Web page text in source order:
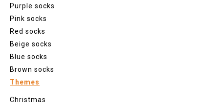
Purple socks
Pink socks
Red socks
Beige socks
Blue socks
Brown socks
Themes
Christmas